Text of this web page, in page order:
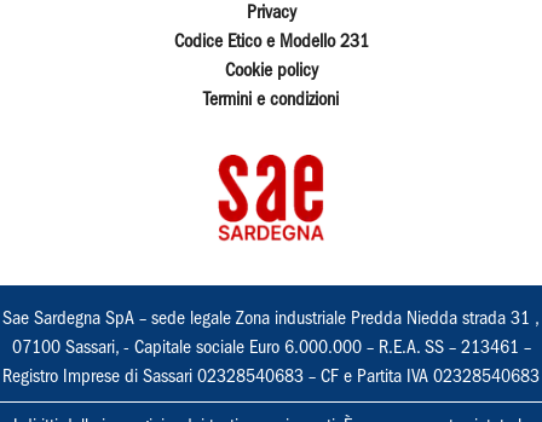
Privacy
Codice Etico e Modello 231
Cookie policy
Termini e condizioni
Sae Sardegna SpA – sede legale Zona industriale Predda Niedda strada 31 ,
07100 Sassari, - Capitale sociale Euro 6.000.000 – R.E.A. SS – 213461 –
Registro Imprese di Sassari 02328540683 – CF e Partita IVA 02328540683